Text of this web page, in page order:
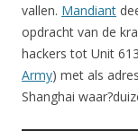
vallen. Mandiant
opdracht van de
hackers tot Unit
Army) met als
Shanghai